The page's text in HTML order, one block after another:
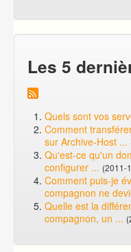
Les 5
Quels sont vos
Comment
sur Archive-Host ...
Qu'est-ce qu'un
configurer ... (2011-
Comment puis-je
compagnon ne
Quelle est la
compagnon, un ...